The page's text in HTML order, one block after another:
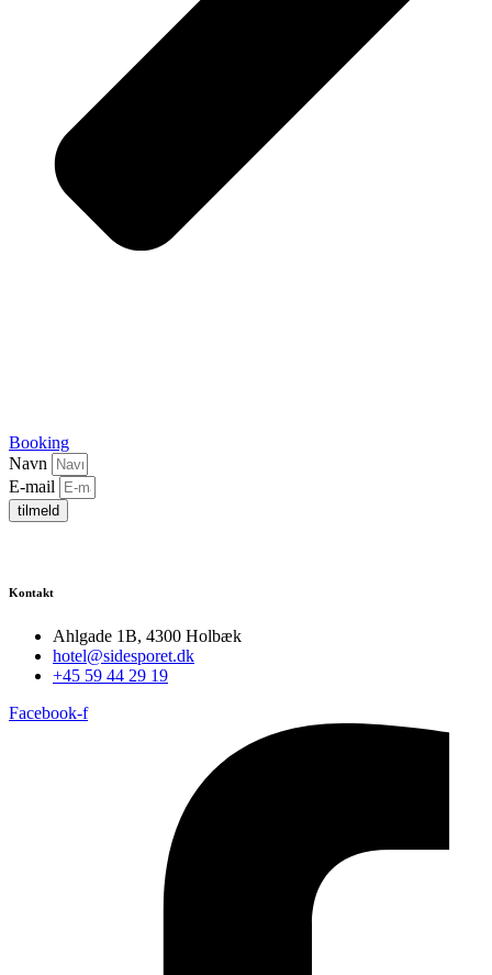
Booking
Navn
E-mail
tilmeld
Kontakt
Ahlgade 1B, 4300 Holbæk
hotel@sidesporet.dk
+45 59 44 29 19
Facebook-f